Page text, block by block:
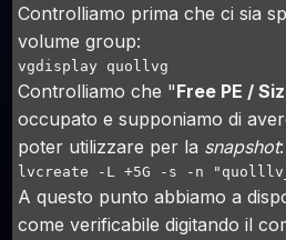
Controlliamo prima che ci sia
volume group:
vgdisplay quollvg
Controlliamo che "Free PE /
occupato e supponiamo di
poter utilizzare per la snapshot:
lvcreate -L +5G -s -n
A questo punto abbiamo a
come verificabile digitando il